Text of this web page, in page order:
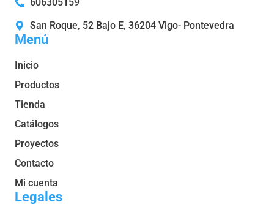
Menú
Inicio
Productos
Tienda
Catálogos
Proyectos
Contacto
Mi cuenta
Legales
San Roque, 52 Bajo E, 36204 Vigo- Pontevedra